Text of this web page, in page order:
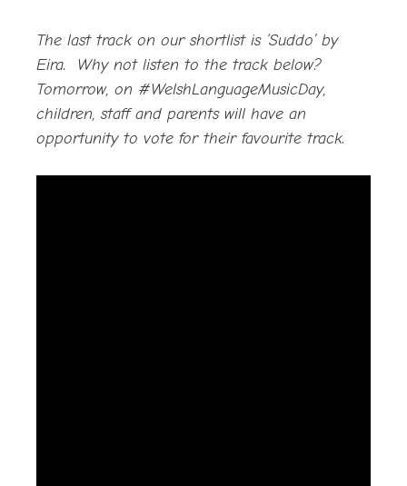
The last track on our shortlist is ‘Suddo’ by
Eira. Why not listen to the track below?
Tomorrow, on #WelshLanguageMusicDay,
children, staff and parents will have an
opportunity to vote for their favourite track.